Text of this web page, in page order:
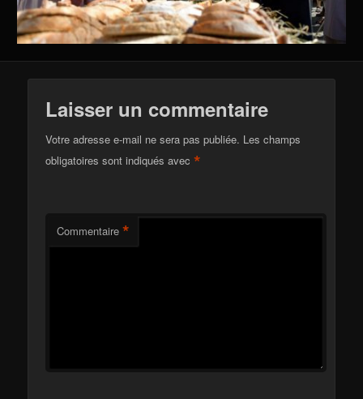
Laisser un commentaire
Votre adresse e-mail ne sera pas publiée. Les champs
obligatoires sont indiqués avec*
Commentaire *